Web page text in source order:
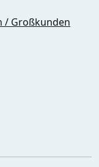
/ Großkunden